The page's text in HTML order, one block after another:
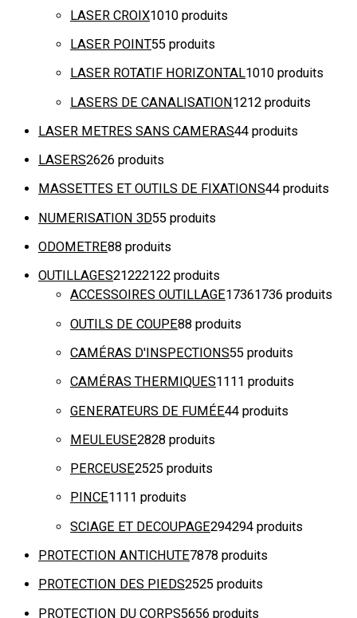
LASER CROIX1010 produits
LASER POINT55 produits
LASER ROTATIF HORIZONTAL1010 produits
LASERS DE CANALISATION1212 produits
LASER METRES SANS CAMERAS44 produits
LASERS2626 produits
MASSETTES ET OUTILS DE FIXATIONS44 produits
NUMERISATION 3D55 produits
ODOMETRE88 produits
OUTILLAGES21222122 produits
ACCESSOIRES OUTILLAGE17361736 produits
OUTILS DE COUPE88 produits
CAMÉRAS D'INSPECTIONS55 produits
CAMÉRAS THERMIQUES11 11 produits
GENERATEURS DE FUMÉE44 produits
MEULEUSE2828 produits
PERCEUSE2525 produits
PINCE11 11 produits
SCIAGE ET DECOUPAGE294294 produits
PROTECTION ANTICHUTE7878 produits
PROTECTION DES PIEDS2525 produits
PROTECTION DU CORPS5656 produits